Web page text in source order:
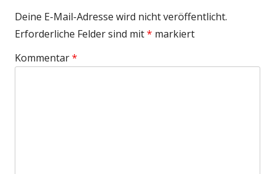
Deine E-Mail-Adresse wird nicht veröffentlicht.
Erforderliche Felder sind mit* markiert
Kommentar*